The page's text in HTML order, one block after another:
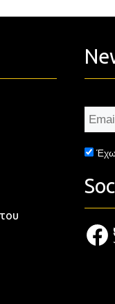
Email
Έχω